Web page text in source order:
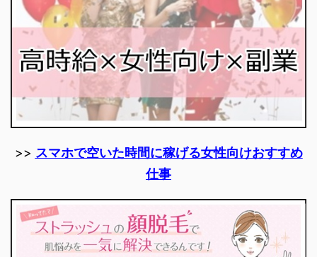
>> スマホで空いた時間に稼げる女性向けおすすめ
仕事